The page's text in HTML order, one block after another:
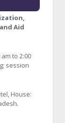
Aid
am to 2:00
session
House: